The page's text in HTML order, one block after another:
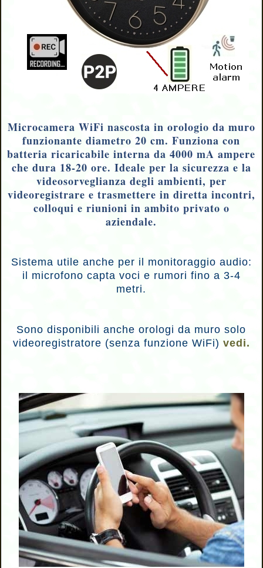
Microcamera WiFi nascosta in orologio da muro
funzionante diametro 20 cm. Funziona con
batteria ricaricabile interna da 4000 mA ampere
che dura 18-20 ore. Ideale per la sicurezza e la
videosorveglianza degli ambienti, per
videoregistrare e trasmettere in diretta incontri,
colloqui e riunioni in ambito privato o
aziendale.
Sistema utile anche per il monitoraggio audio:
il microfono capta voci e rumori fino a 3-4
metri.
Sono d isponibili anche orologi da muro solo
videoregistratore (senza funzione WiFi) vedi.